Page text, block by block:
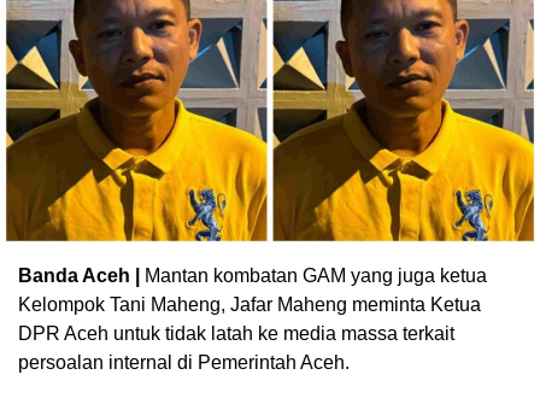
Banda Aceh |
Mantan kombatan GAM yang juga ketua
Kelompok Tani Maheng, Jafar Maheng meminta Ketua
DPR Aceh untuk tidak latah ke media massa terkait
persoalan internal di Pemerintah Aceh.